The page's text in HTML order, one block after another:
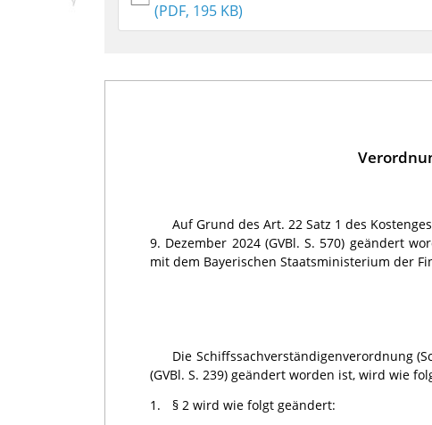
(PDF, 195 KB)
Auf Grund des Art. 22 Satz 1 des
9. Dezember 2024 (GVBl. S. 570) geändert
mit dem Bayerischen Staatsministerium der
Die Schiffssachverständigenverordnung
(GVBl. S. 239) geändert worden ist, wird wie
1.
§ 2 wird wie folgt geändert: